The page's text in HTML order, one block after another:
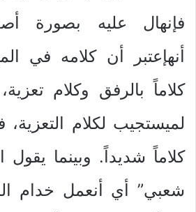
فإنهال عليه بصورة
أنهإعتبر أن كلامه في
كلاماً بالرفق وكلام
لميستجيب لكلام التعزية،
كلاماً شديداً. وبينما يقول
شعبي” أي أنعمل خدام